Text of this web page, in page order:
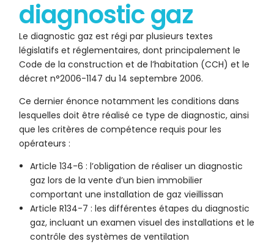
diagnostic gaz
Le diagnostic gaz est régi par plusieurs textes
législatifs et réglementaires, dont principalement le
Code de la construction et de l’habitation (CCH) et le
décret n°2006-1147 du 14 septembre 2006.
Ce dernier énonce notamment les conditions dans
lesquelles doit être réalisé ce type de diagnostic, ainsi
que les critères de compétence requis pour les
opérateurs :
Article 134-6 : l’obligation de réaliser un diagnostic
gaz lors de la vente d’un bien immobilier
comportant une installation de gaz vieillissan
Article R134-7 : les différentes étapes du diagnostic
gaz, incluant un examen visuel des installations et le
contrôle des systèmes de ventilation